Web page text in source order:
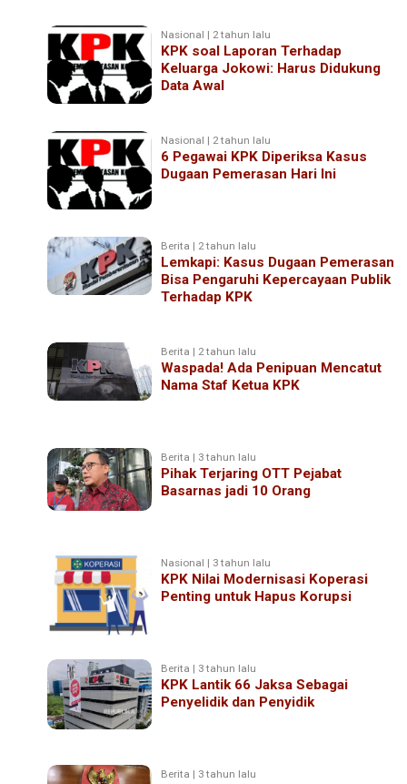
Nasional | 2 tahun lalu
KPK soal Laporan Terhadap
Keluarga Jokowi: Harus Didukung
Data Awal
Nasional | 2 tahun lalu
6 Pegawai KPK Diperiksa Kasus
Dugaan Pemerasan Hari Ini
Berita | 2 tahun lalu
Lemkapi: Kasus Dugaan Pemerasan
Bisa Pengaruhi Kepercayaan Publik
Terhadap KPK
Berita | 2 tahun lalu
Waspada! Ada Penipuan Mencatut
Nama Staf Ketua KPK
Berita | 3 tahun lalu
Pihak Terjaring OTT Pejabat
Basarnas jadi 10 Orang
Nasional | 3 tahun lalu
KPK Nilai Modernisasi Koperasi
Penting untuk Hapus Korupsi
Berita | 3 tahun lalu
KPK Lantik 66 Jaksa Sebagai
Penyelidik dan Penyidik
Berita | 3 tahun lalu